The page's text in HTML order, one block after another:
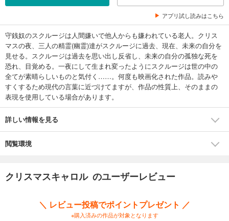
アプリ試し読みはこちら
守銭奴のスクルージは人間嫌いで他人からも嫌われている老人。クリス
マスの夜、三人の精霊(幽霊)達がスクルージに過去、現在、未来の自分を
見せる。スクルージは過去を思い出し反省し、未来の自分の孤独な死を
恐れ、目覚める。一夜にして生まれ変ったようにスクルージは世の中の
全てが素晴らしいものと気付く……。何度も映画化された作品。読みや
すくするため現代の言葉に近づけてますが、作品の性質上、そのままの
表現を使用している場合があります。
詳しい情報を見る
閲覧環境
クリスマスキャロル のユーザーレビュー
＼ レビュー投稿でポイントプレゼント ／
※購入済みの作品が対象となります